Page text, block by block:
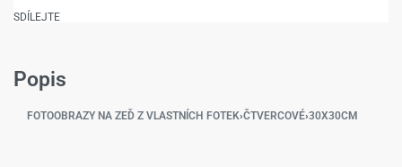
SDÍLEJTE
Popis
FOTOOBRAZY NA ZEĎ Z VLASTNÍCH FOTEK›ČTVERCOVÉ›30X30CM